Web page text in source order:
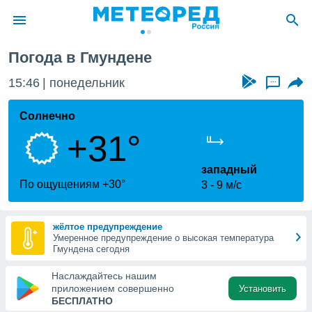
о
Вы можете
к этому
доступ
Погода в Гмундене
15:46 понедельник ...
Солнечно
+31°
По ощущениям +30°
западный
3
9 м/с
жёлтое предупреждение
Умеренное предупреждение о высокая температура
Гмундена сегодня
Наслаждайтесь нашим
приложением совершенно
БЕСПЛАТНО
Установить